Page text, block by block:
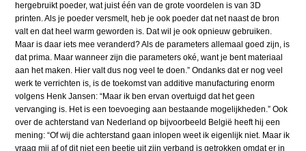
hergebruikt poeder, wat juist één van de grote voordelen is van 3D
printen. Als je poeder versmelt, heb je ook poeder dat net naast de bron
valt en dat heel warm geworden is. Dat wil je ook opnieuw gebruiken.
Maar is daar iets mee veranderd? Als de parameters allemaal goed zijn, is
dat prima. Maar wanneer zijn die parameters oké, want je bent materiaal
aan het maken. Hier valt dus nog veel te doen.” Ondanks dat er nog veel
werk te verrichten is, is de toekomst van additive manufacturing enorm
volgens Henk Jansen: “Maar ik ben ervan overtuigd dat het geen
vervanging is. Het is een toevoeging aan bestaande mogelijkheden.” Ook
over de achterstand van Nederland op bijvoorbeeld België heeft hij een
mening: “Of wij die achterstand gaan inlopen weet ik eigenlijk niet. Maar ik
vraag mij af of dit niet een beetje uit zijn verband is getrokken omdat er in